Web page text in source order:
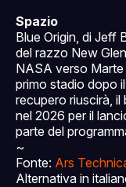
Spazio
Blue Origin, di Jeff
del razzo New
NASA verso
primo stadio dopo
recupero riuscirà,
nel 2026 per il
parte del
~
Fonte: Ars
Alternativa in